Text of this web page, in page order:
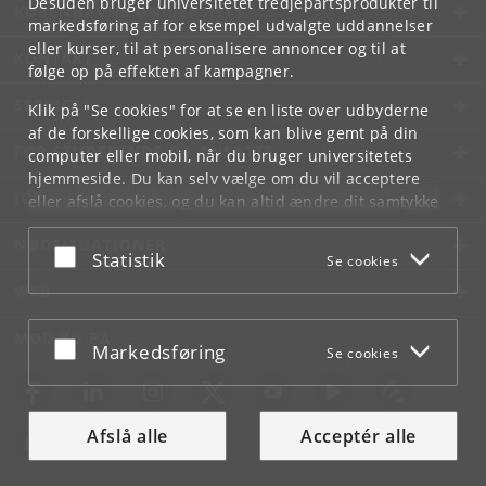
markedsføring af for eksempel udvalgte uddannelser
eller kurser, til at personalisere annoncer og til at
følge op på effekten af kampagner.
Klik på "Se cookies" for at se en liste over udbyderne
af de forskellige cookies, som kan blive gemt på din
computer eller mobil, når du bruger universitetets
hjemmeside. Du kan selv vælge om du vil acceptere
eller afslå cookies, og du kan altid ændre dit samtykke
underCookie- og privatlivspolitiksom du finder i
bunden af hver side.
Acceptér eller afslå
Statistik Se cookies
Acceptér eller afslå
Markedsføring Se cookies
Afslå alle Acceptér alle
KØBENHAVNS UNIVERSITET
KONTAKT
SERVICES
FOR STUDERENDE OG ANSATTE
JOB OG KARRIERE
NØDSITUATIONER
WEB
MØD KU PÅ